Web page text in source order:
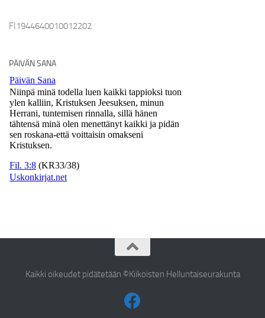
FI1944640010012202
PÄIVÄN SANA
Kaikki oikeudet pidätetään ©Kiikoisten Helluntaiseurakunta